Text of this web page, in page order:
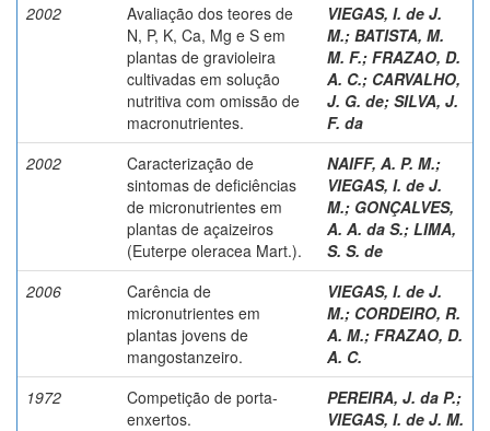
2002
Avaliação dos teores de
N, P, K, Ca, Mg e S em
plantas de gravioleira
cultivadas em solução
nutritiva com omissão de
macronutrientes.
VIEGAS, I. de J.
M.; BATISTA, M.
M. F.; FRAZAO, D.
A. C.; CARVALHO,
J. G. de; SILVA, J.
F. da
2002
Caracterização de
sintomas de deficiências
de micronutrientes em
plantas de açaizeiros
(Euterpe oleracea Mart.).
NAIFF, A. P. M.;
VIEGAS, I. de J.
M.; GONÇALVES,
A. A. da S.; LIMA,
S. S. de
2006
Carência de
micronutrientes em
plantas jovens de
mangostanzeiro.
VIEGAS, I. de J.
M.; CORDEIRO, R.
A. M.; FRAZAO, D.
A. C.
1972
Competição de porta-
enxertos.
PEREIRA, J. da P.;
VIEGAS, I. de J. M.